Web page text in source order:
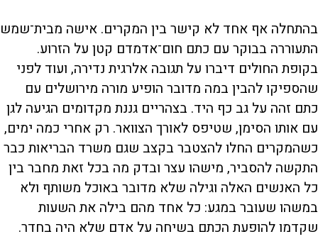
בהתחלה אף אחד לא קישר בין המקרים. אישה מבית־שמש
התעוררה בבוקר עם כתם חום־אדמדם קטן על הזרוע.
בקופת החולים דיברו על תגובה אלרגית נדירה, ועוד לפני
שהספיקו להבין במה מדובר הופיע מורה מירושלים עם
כתם זהה על גב כף היד. בצהריים גננת מקדומים הגיעה לגן
עם אותו הסימן, שטיפס לאורך הצוואר. רק אחרי כמה ימים,
כשהמקרים החלו להצטבר בקצב שגם משרד הבריאות כבר
התקשה להסביר, מישהו עצר ובדק מה בכל זאת מחבר בין
כל האנשים האלה וגילה שלא מדובר באוכל משותף ולא
במשהו שעובר במגע: כל אחד מהם בילה את השעות
שקדמו להופעת הכתם בשיחה על אדם שלא היה בחדר.